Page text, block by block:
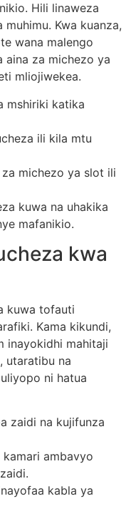
Hili linaweza
Kwa kuanza,
wana malengo
aina za michezo ya
mliojiwekea.
mshiriki katika
ili kila mtu
michezo ya slot ili
kuwa na uhakika
mafanikio.
kwa
kuwa tofauti
Kama kikundi,
inayokidhi mahitaji
utaratibu na
ni hatua
zaidi na kujifunza
ambavyo
kabla ya